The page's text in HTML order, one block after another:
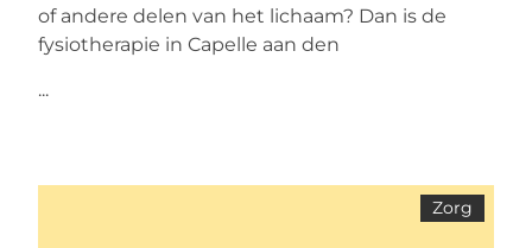
of andere delen van het lichaam? Dan is de
fysiotherapie in Capelle aan den
...
Zorg